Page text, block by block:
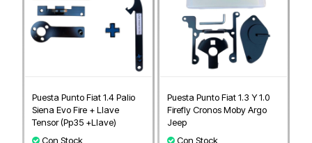
Puesta Punto Fiat 1.4 Palio
Siena Evo Fire + Llave
Tensor (Pp35 +Llave)
Con Stock
Puesta Punto Fiat 1.3 Y 1.0
Firefly Cronos Moby Argo
Jeep
Con Stock